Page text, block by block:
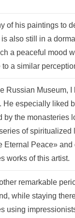
of his paintings to
also still in a
a peaceful mood
a similar
Russian Museum,
He especially liked
by the monasteries
of
Eternal Peace»
works of this artist.
remarkable
while staying
using